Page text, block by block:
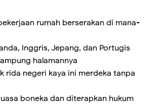
rumah berserakan di mana-
Inggris, Jepang, dan Portugis
halamannya
rida negeri kaya ini merdeka tanpa
boneka dan diterapkan hukum